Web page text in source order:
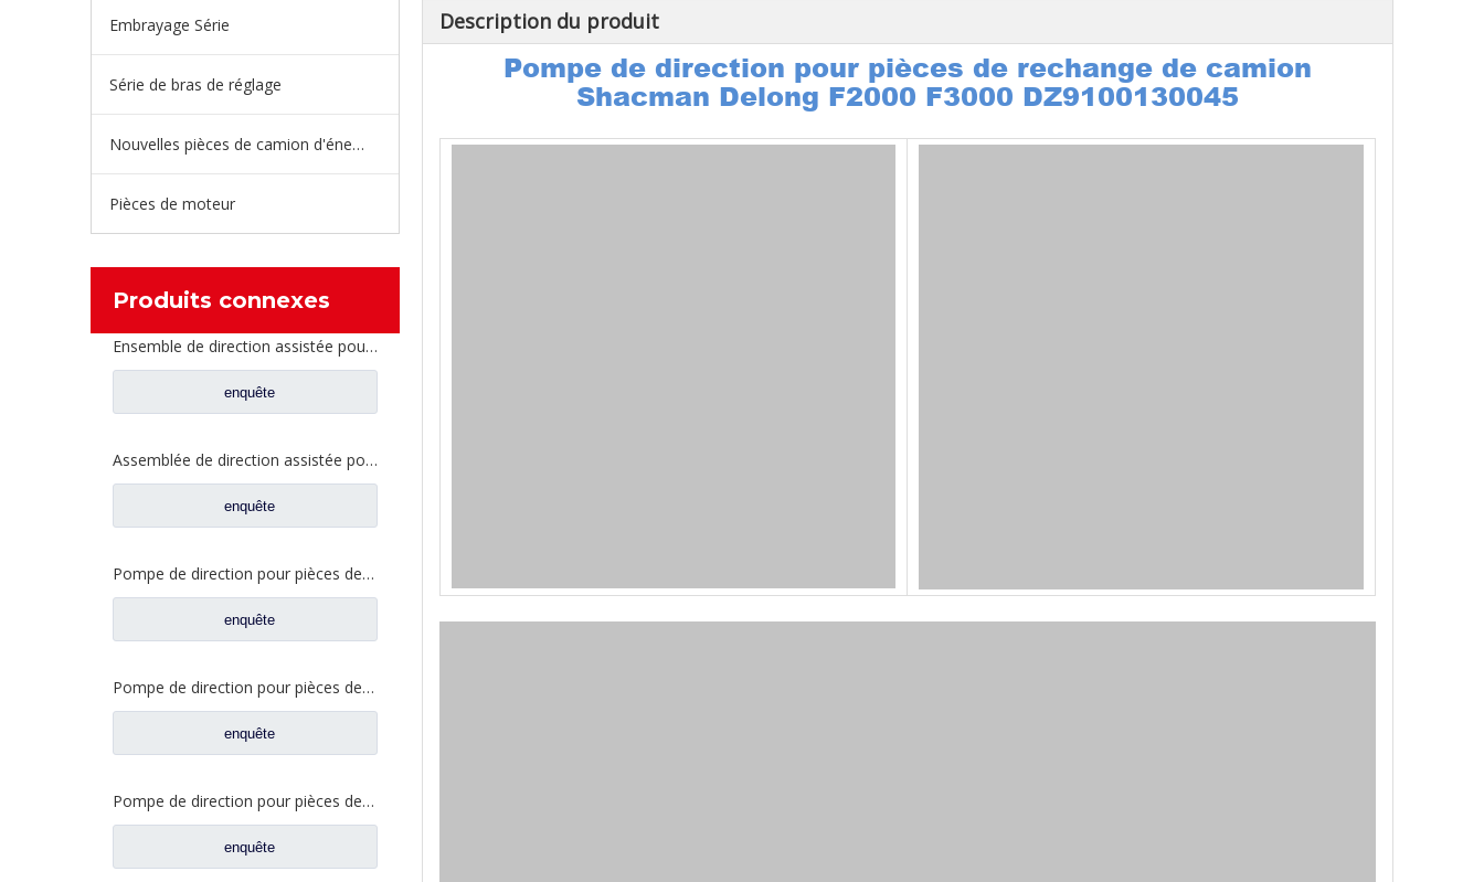
Embrayage Série
Série de bras de réglage
Nouvelles pièces de camion d'énergie
Pièces de moteur
Produits connexes
Ensemble de direction assistée pour pièces de rechange 8098957111 de camion de Sinotruk Howo
enquête
Assemblée de direction assistée pour les pièces de rechange WG8780478228 de camion de Sinotruk Howo
enquête
Pompe de direction pour pièces de rechange de camion Sinotruk Howo WG99314761371
enquête
Pompe de direction pour pièces de rechange de camion Sinotruk Howo WG9731471220
enquête
Pompe de direction pour pièces de rechange de camion Sinotruk Howo WG9619470080
enquête
Description du produit
Pompe de direction pour pièces de rechange de camion
Shacman Delong F2000 F3000 DZ9100130045